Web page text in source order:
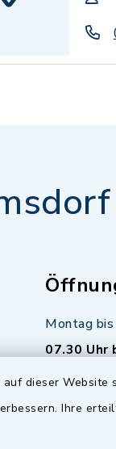
dieser
Ihre
Montag
07.30 Uhr
Dienstag
16.30 bis